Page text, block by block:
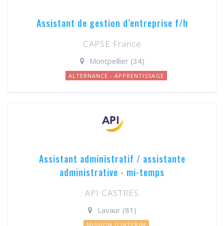
Assistant de gestion d’entreprise f/h
CAPSE France
Montpellier (34)
ALTERNANCE - APPRENTISSAGE
Assistant administratif / assistante
administrative - mi-temps
API CASTRES
Lavaur (81)